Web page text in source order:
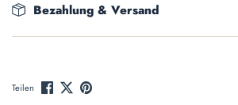
Bezahlung & Versand
Teilen